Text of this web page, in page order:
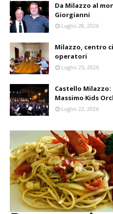
Da Milazzo al
Giorgianni
Luglio 28, 2026
Milazzo, centro
operatori
Luglio 25, 2026
Castello
Massimo Kids
Luglio 22, 2026